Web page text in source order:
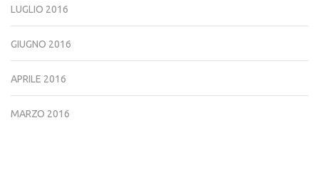
LUGLIO 2016
GIUGNO 2016
APRILE 2016
MARZO 2016